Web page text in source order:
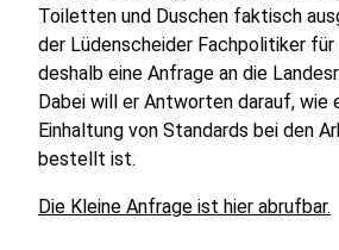
Toiletten und Duschen faktisch
der Lüdenscheider Fachpolitiker für
deshalb eine Anfrage an die
Dabei will er Antworten darauf, wie
Einhaltung von Standards bei den
bestellt ist.
Die Kleine Anfrage ist hier abrufbar.